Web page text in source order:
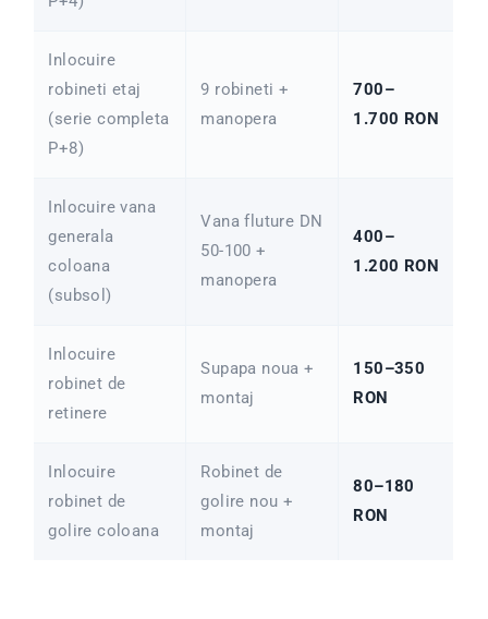
Inlocuire
robineti etaj
(serie completa
P+8)
9 robineti +
manopera
700–
1.700 RON
Inlocuire vana
generala
coloana
(subsol)
Vana fluture DN
50-100 +
manopera
400–
1.200 RON
Inlocuire
robinet de
retinere
Supapa noua +
montaj
150–350
RON
Inlocuire
robinet de
golire coloana
Robinet de
golire nou +
montaj
80–180
RON